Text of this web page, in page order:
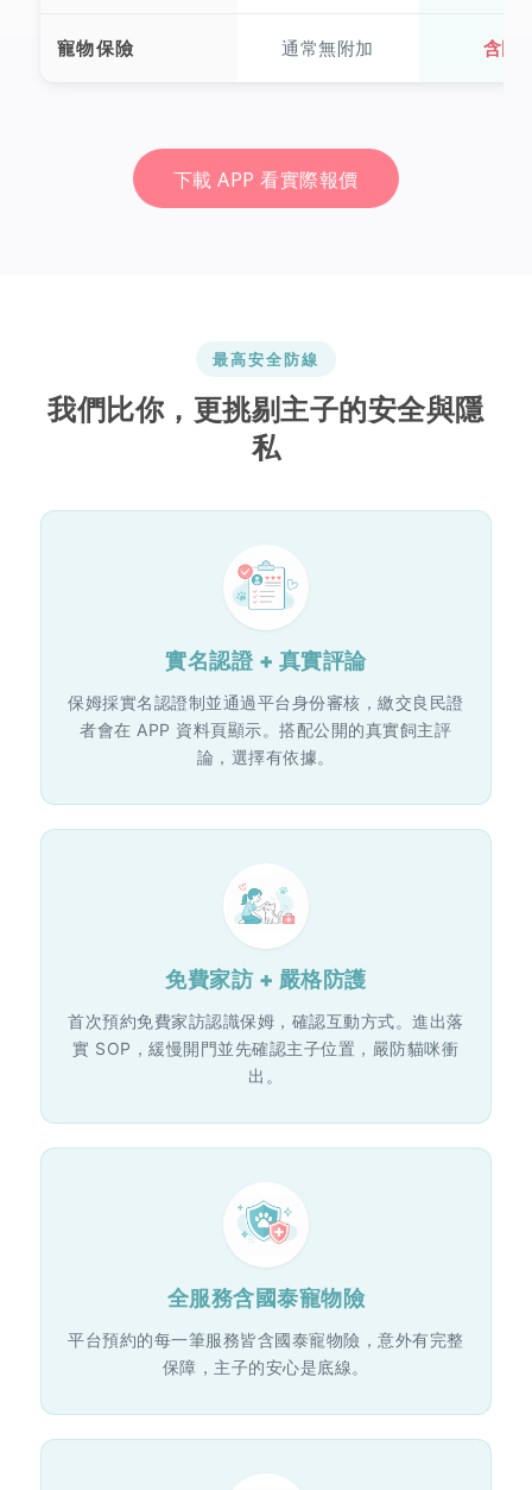
寵物保險 通常無附加 含國
下載 APP 看實際報價
最高安全防線
我們比你，更挑剔主子的安全與隱
私
實名認證 + 真實評論
保姆採實名認證制並通過平台身份審核，繳交良民證
者會在 APP 資料頁顯示。搭配公開的真實飼主評
論，選擇有依據。
免費家訪 + 嚴格防護
首次預約免費家訪認識保姆，確認互動方式。進出落
實 SOP，緩慢開門並先確認主子位置，嚴防貓咪衝
出。
全服務含國泰寵物險
平台預約的每一筆服務皆含國泰寵物險，意外有完整
保障，主子的安心是底線。